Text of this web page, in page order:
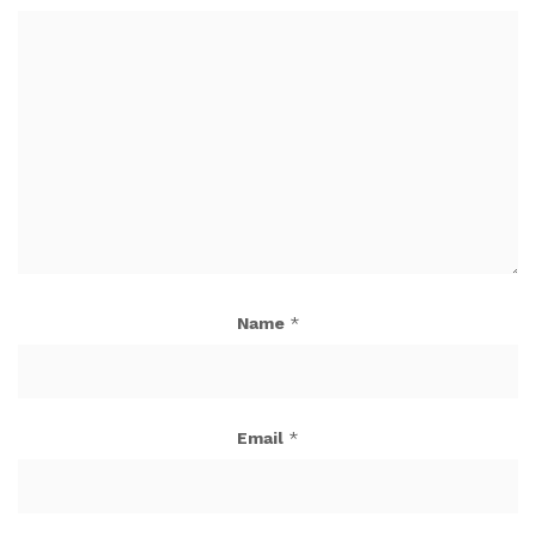
Name *
Email *